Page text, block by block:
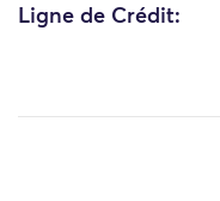
Ligne de Crédit: